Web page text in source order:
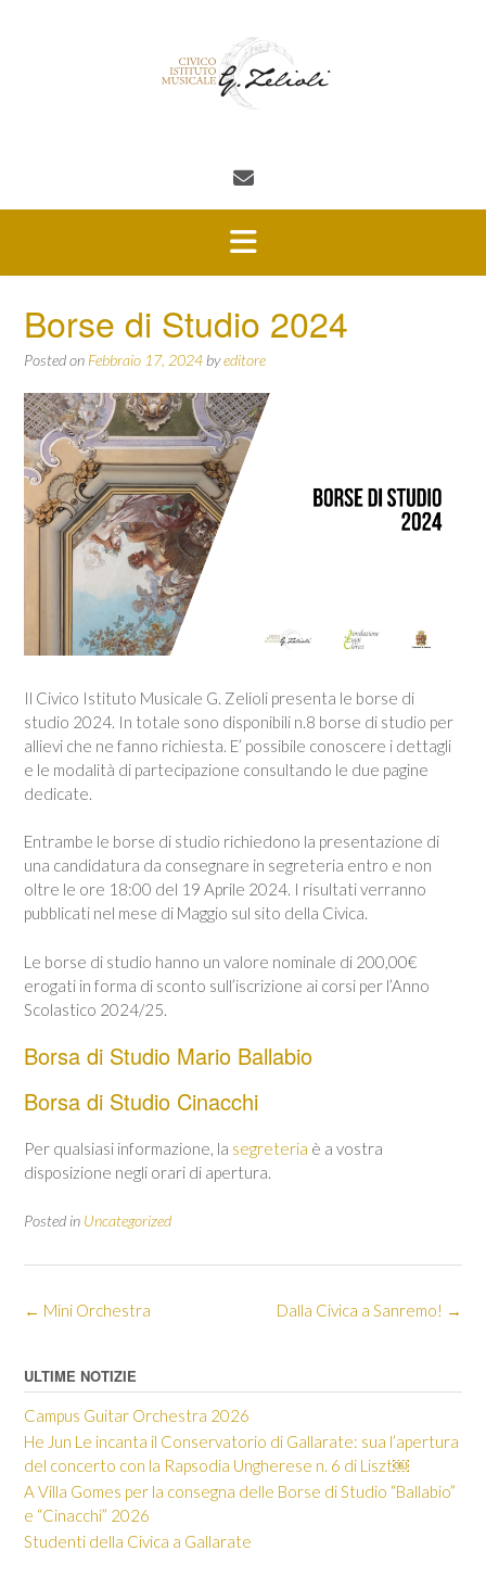
Borse di Studio 2024
Posted on Febbraio 17, 2024 byeditore
Il Civico Istituto Musicale G. Zelioli presenta le borse di
studio 2024. In totale sono disponibili n.8 borse di studio per
allievi che ne fanno richiesta. E’ possibile conoscere i dettagli
e le modalità di partecipazione consultando le due pagine
dedicate.
Entrambe le borse di studio richiedono la presentazione di
una candidatura da consegnare in segreteria entro e non
oltre le ore 18:00 del 19 Aprile 2024. I risultati verranno
pubblicati nel mese di Maggio sul sito della Civica.
Le borse di studio hanno un valore nominale di 200,00€
erogati in forma di sconto sull’iscrizione ai corsi per l’Anno
Scolastico 2024/25.
Borsa di Studio Mario Ballabio
Borsa di Studio Cinacchi
Per qualsiasi informazione, la segreteria è a vostra
disposizione negli orari di apertura.
Posted in Uncategorized
Post
Dalla Civica a Sanremo! →
← Mini Orchestra
ULTIME NOTIZIE
Campus Guitar Orchestra 2026
He Jun Le incanta il Conservatorio di Gallarate: sua l’apertura
del concerto con la Rapsodia Ungherese n. 6 di Liszt￼
A Villa Gomes per la consegna delle Borse di Studio “Ballabio”
e “Cinacchi” 2026
Studenti della Civica a Gallarate